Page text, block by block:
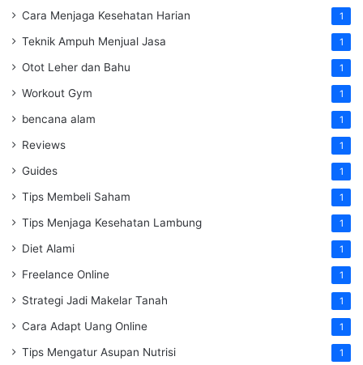
Cara Menjaga Kesehatan Harian 1
Teknik Ampuh Menjual Jasa 1
Otot Leher dan Bahu 1
Workout Gym 1
bencana alam 1
Reviews 1
Guides 1
Tips Membeli Saham 1
Tips Menjaga Kesehatan Lambung 1
Diet Alami 1
Freelance Online 1
Strategi Jadi Makelar Tanah 1
Cara Adapt Uang Online 1
Tips Mengatur Asupan Nutrisi 1